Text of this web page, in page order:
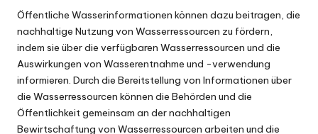
Öffentliche Wasserinformationen können dazu beitragen, die
nachhaltige Nutzung von Wasserressourcen zu fördern,
indem sie über die verfügbaren Wasserressourcen und die
Auswirkungen von Wasserentnahme und -verwendung
informieren. Durch die Bereitstellung von Informationen über
die Wasserressourcen können die Behörden und die
Öffentlichkeit gemeinsam an der nachhaltigen
Bewirtschaftung von Wasserressourcen arbeiten und die